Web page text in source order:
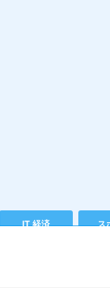
IT 経済 ス